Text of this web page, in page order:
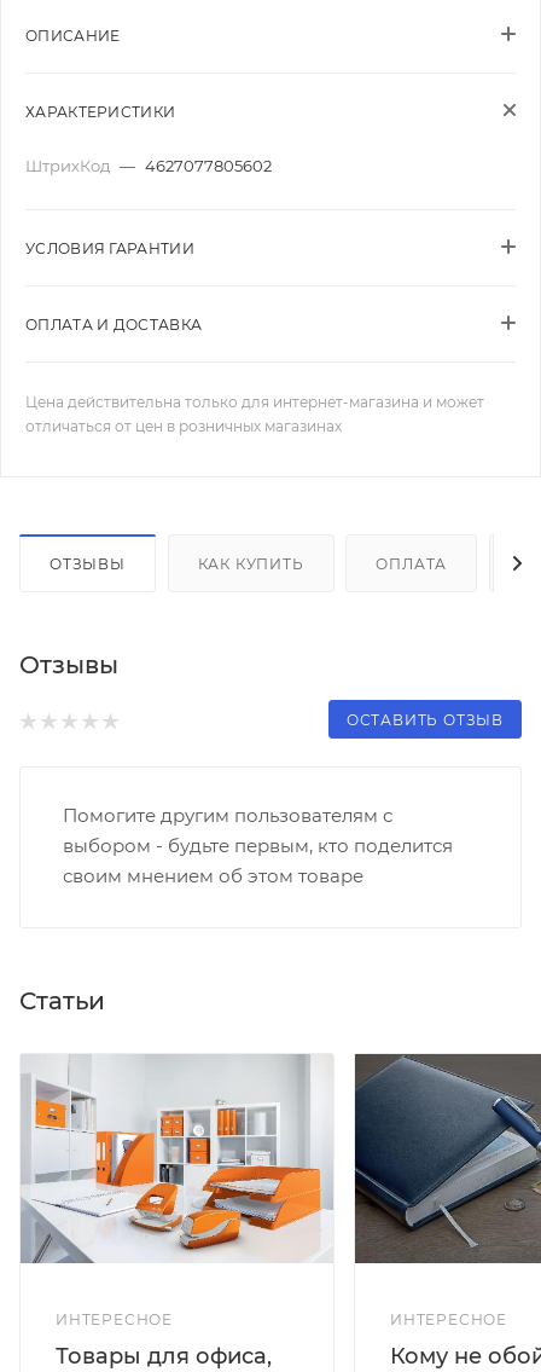
ОПИСАНИЕ
ХАРАКТЕРИСТИКИ
ШтрихКод — 4627077805602
УСЛОВИЯ ГАРАНТИИ
ОПЛАТА И ДОСТАВКА
Цена действительна только для интернет-магазина и может
отличаться от цен в розничных магазинах
ОТЗЫВЫ КАК КУПИТЬ ОПЛАТА
Отзывы
ОСТАВИТЬ ОТЗЫВ
Помогите другим пользователям с
выбором - будьте первым, кто поделится
своим мнением об этом товаре
Статьи
ИНТЕРЕСНОЕ
Товары для офиса,
ИНТЕРЕСНОЕ
Кому не